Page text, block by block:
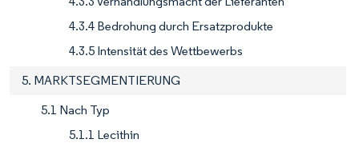
4.3.4 Bedrohung durch Ersatzprodukte
4.3.5 Intensität des Wettbewerbs
5. MARKTSEGMENTIERUNG
5.1 Nach Typ
5.1.1 Lecithin